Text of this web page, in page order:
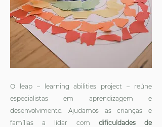
O leap – learning abilities project – reúne
especialistas em aprendizagem e
desenvolvimento. Ajudamos as crianças e
famílias a lidar com dificuldades de